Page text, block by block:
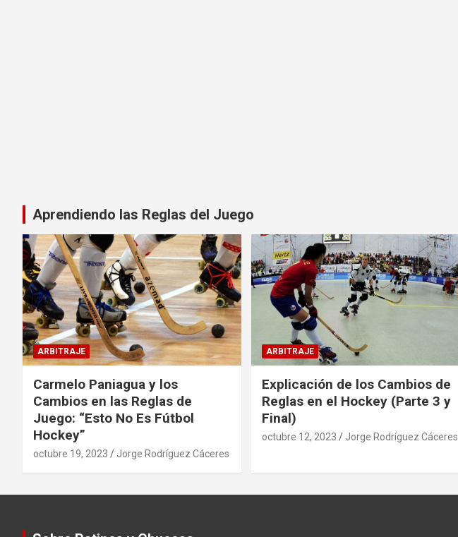
Aprendiendo las Reglas del Juego
ARBITRAJE
Carmelo Paniagua y los
Cambios en las Reglas de
Juego: “Esto No Es Fútbol
Hockey”
octubre 19, 2023 Jorge Rodríguez Cáceres
ARBITRAJE
Explicación de los Cambios de
Reglas en el Hockey (Parte 3 y
Final)
octubre 12, 2023 Jorge Rodríguez Cáceres